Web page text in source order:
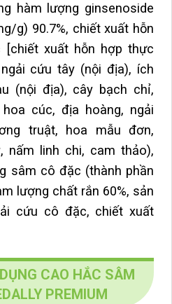
hàm lượng ginsenoside
g) 90.7%, chiết xuất hỗn
xuất hỗn hợp thực
cứu tây (nội địa), ích
(nội địa), cây bạch chỉ,
cúc, địa hoàng, ngải
truật, hoa mẫu đơn,
nấm linh chi, cam thảo),
sâm cô đặc (thành phần
lượng chất rắn 60%, sản
cứu cô đặc, chiết xuất
CAO HẮC SÂM
PREMIUM